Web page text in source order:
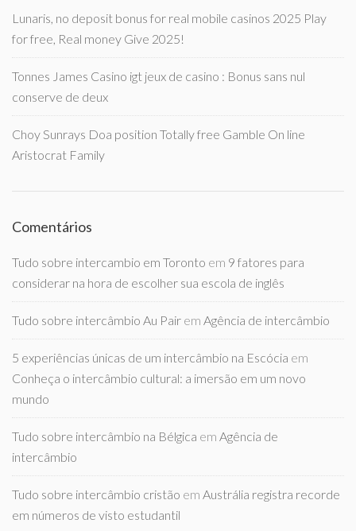
Lunaris, no deposit bonus for real mobile casinos 2025 Play
for free, Real money Give 2025!
Tonnes James Casino igt jeux de casino : Bonus sans nul
conserve de deux
Choy Sunrays Doa position Totally free Gamble On line
Aristocrat Family
Comentários
Tudo sobre intercambio em Toronto em 9 fatores para
considerar na hora de escolher sua escola de inglês
Tudo sobre intercâmbio Au Pair em Agência de intercâmbio
5 experiências únicas de um intercâmbio na Escócia em
Conheça o intercâmbio cultural: a imersão em um novo
mundo
Tudo sobre intercâmbio na Bélgica em Agência de
intercâmbio
Tudo sobre intercâmbio cristão em Austrália registra recorde
em números de visto estudantil